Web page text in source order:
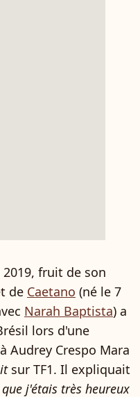
2019, fruit de son
de Caetano (né le 7
Narah Baptista) a
lors d'une
Audrey Crespo Mara
sur TF1. Il expliquait
j'étais très heureux